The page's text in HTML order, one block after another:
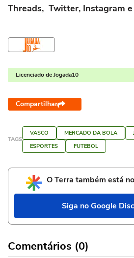
Threads, Twitter, Instagram e
Licenciado de Jogada10
Compartilhar
TAGS
VASCO MERCADO DA BOLA
ESPORTES
FUTEBOL
O Terra também está
Siga no Google
Comentários (0)